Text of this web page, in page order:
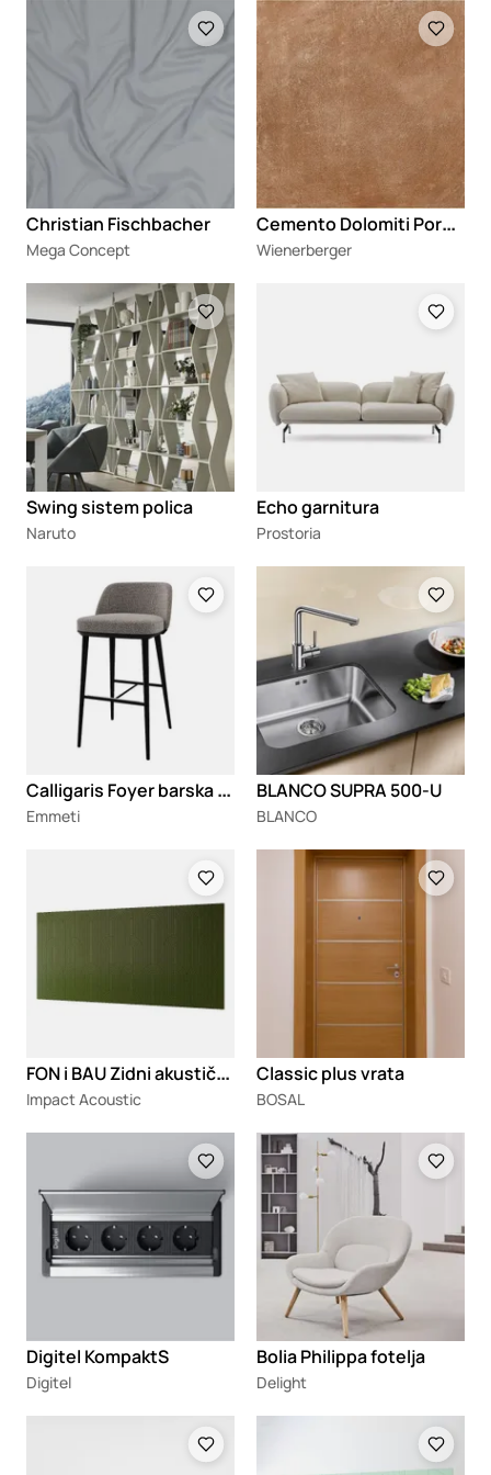
Christian Fischbacher
Mega Concept
Loading
C
emento Dolomiti Porcelanske ploče
Wienerberger
Swing sistem polica
Naruto
Echo garnitura
Prostoria
C
alligaris Foyer barska stolica
Emmeti
BLANCO SUPRA 500-U
BLANCO
F
ON i BAU Zidni akustični paneli
Impact Acoustic
Loading
Classic plus vrata
BOSAL
Digitel KompaktS
Digitel
Loading
Bolia Philippa fotelja
Delight